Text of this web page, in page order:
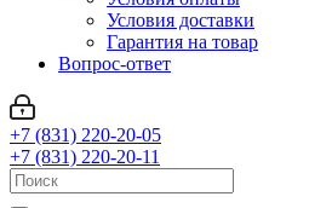
Условия доставки
Гарантия на товар
Вопрос-ответ
+7 (831) 220-20-05
+7 (831) 220-20-11